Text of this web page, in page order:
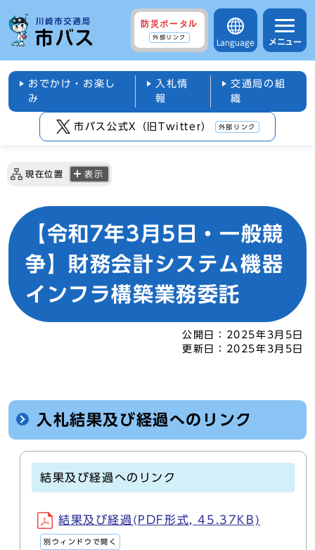
防災ポータル
外部リンク
Language メニュー
おでかけ・お楽し
み
入札情
報
交通局の組
織
市バス公式X（旧Twitter） 外部リンク
現在位置 表示
【令和7年3月5日・一般競
争】財務会計システム機器
インフラ構築業務委託
公開日：
2025年3月5日
更新日：
2025年3月5日
入札結果及び経過へのリンク
結果及び経過へのリンク
結果及び経過(PDF形式, 45.37KB)
別ウィンドウで開く